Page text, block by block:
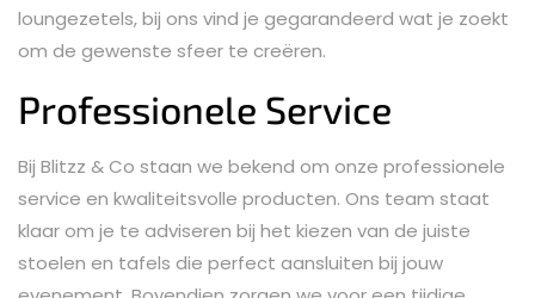
loungezetels, bij ons vind je gegarandeerd wat je zoekt
om de gewenste sfeer te creëren.
Professionele Service
Bij Blitzz & Co staan we bekend om onze professionele
service en kwaliteitsvolle producten. Ons team staat
klaar om je te adviseren bij het kiezen van de juiste
stoelen en tafels die perfect aansluiten bij jouw